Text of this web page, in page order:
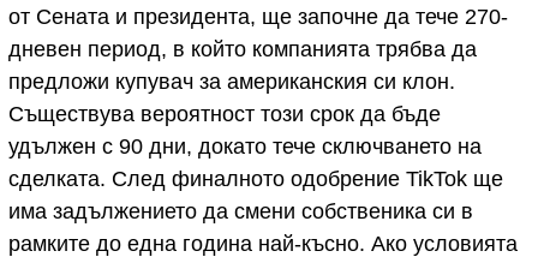
от Сената и президента, ще започне да тече 270-
дневен период, в който компанията трябва да
предложи купувач за американския си клон.
Съществува вероятност този срок да бъде
удължен с 90 дни, докато тече сключването на
сделката. След финалното одобрение TikTok ще
има задължението да смени собственика си в
рамките до една година най-късно. Ако условията